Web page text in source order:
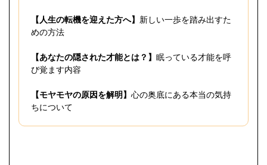
【人生の転機を迎えた方へ】 新しい一歩を踏み出すた
めの方法
【あなたの隠された才能とは？】 眠っている才能を呼
び覚ます内容
【モヤモヤの原因を解明】 心の奥底にある本当の気持
ちについて